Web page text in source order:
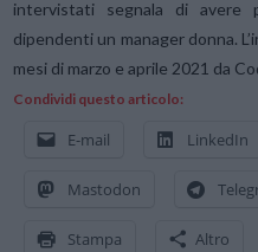
intervistati segnala di
dipendenti un manager donna.
mesi di marzo e aprile 2021 da
Condividi questo articolo:
E-mail LinkedIn
Mastodon
Stampa Altro